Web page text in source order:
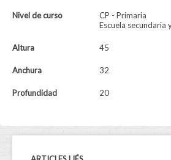
Nivel de curso
CP - Primaria
Escuela secundaria
Altura 45
Anchura 32
Profundidad 20